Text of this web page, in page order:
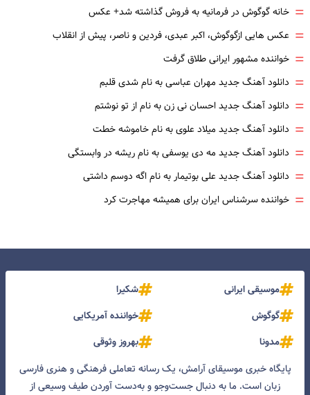
= خانه گوگوش در فرمانیه به فروش گذاشته شد+ عکس
= عکس هایی ازگوگوش، اکبر عبدی، فردین و ناصر، پیش از انقلاب
= خواننده مشهور ایرانی طلاق گرفت
= دانلود آهنگ جدید مهران عباسی به نام شدی قلبم
= دانلود آهنگ جدید احسان نی زن به نام از تو نوشتم
= دانلود آهنگ جدید میلاد علوی به نام خاموشه خطت
= دانلود آهنگ جدید مه دی یوسفی به نام ریشه در وابستگی
= دانلود آهنگ جدید علی بوتیمار به نام اگه دوسم داشتی
= خواننده سرشناس ایران برای همیشه مهاجرت کرد
موسیقی ایرانی
شکیرا
گوگوش
خواننده آمریکایی
مدونا
بهروز وثوقی
پایگاه خبری موسیقای آرامش، یک رسانه تعاملی فرهنگی و هنری فارسی
زبان است. ما به دنبال جست‌و‌جو و به‌دست آوردن طیف وسیعی از